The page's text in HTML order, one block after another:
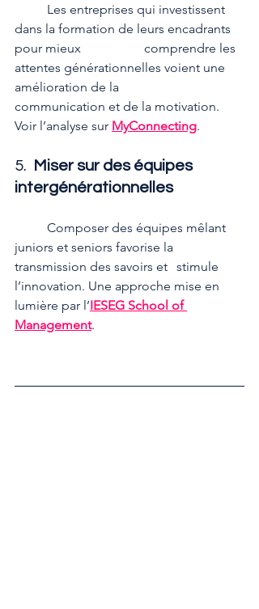
dans la formation de leurs encadrants
pour mieux 		comprendre les
attentes générationnelles voient une
amélioration de la
communication et de la motivation.
Voir l’analyse sur MyConnecting.
5. Miser sur des équipes
intergénérationnelles
juniors et seniors favorise la
transmission des savoirs et 	stimule
l’innovation. Une approche mise en
lumière par l’IESEG School of
Management.